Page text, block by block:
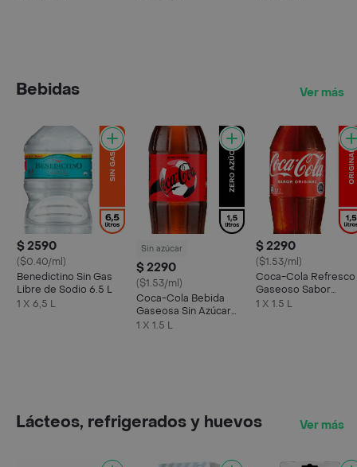
Bebidas Ver más
$ 2590
($0.40/ml)
Benedictino Sin Gas
Libre de Sodio 6.5 L
1 X 6,5 L
Sin azúcar
$ 2290
($1.53/ml)
Coca-Cola Bebida
Gaseosa Sin Azúcar
1.5 L
1 X 1.5 L
$ 2290
($1.53/ml)
Coca-Cola Refresco
Gaseoso Sabor
Original 1.5 L
1 X 1.5 L
Lácteos, refrigerados y huevos Ver más